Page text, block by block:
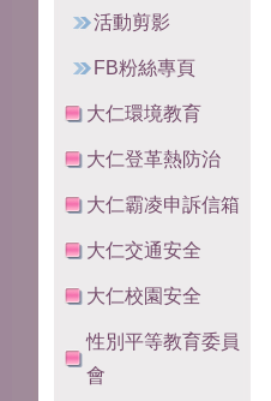
活動剪影
FB粉絲專頁
大仁環境教育
大仁登革熱防治
大仁霸凌申訴信箱
大仁交通安全
大仁校園安全
性別平等教育委員
會